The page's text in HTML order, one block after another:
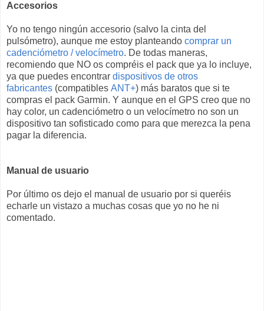
Accesorios
Yo no tengo ningún accesorio (salvo la cinta del
pulsómetro), aunque me estoy planteando comprar un
cadenciómetro / velocímetro. De todas maneras,
recomiendo que NO os compréis el pack que ya lo incluye,
ya que puedes encontrar dispositivos de otros
fabricantes (compatibles ANT+) más baratos que si te
compras el pack Garmin. Y aunque en el GPS creo que no
hay color, un cadenciómetro o un velocímetro no son un
dispositivo tan sofisticado como para que merezca la pena
pagar la diferencia.
Manual de usuario
Por último os dejo el manual de usuario por si queréis
echarle un vistazo a muchas cosas que yo no he ni
comentado.